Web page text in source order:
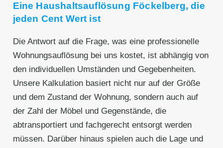
Eine Haushaltsauflösung Föckelberg, die
jeden Cent Wert ist
Die Antwort auf die Frage, was eine professionelle
Wohnungsauflösung bei uns kostet, ist abhängig von
den individuellen Umständen und Gegebenheiten.
Unsere Kalkulation basiert nicht nur auf der Größe
und dem Zustand der Wohnung, sondern auch auf
der Zahl der Möbel und Gegenstände, die
abtransportiert und fachgerecht entsorgt werden
müssen. Darüber hinaus spielen auch die Lage und